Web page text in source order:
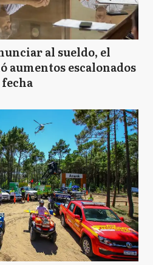
al sueldo, el
aumentos escalonados